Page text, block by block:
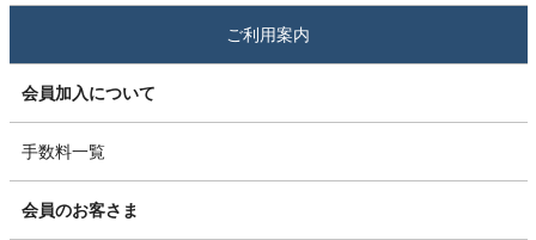
ご利用案内
会員加入について
手数料一覧
会員のお客さま